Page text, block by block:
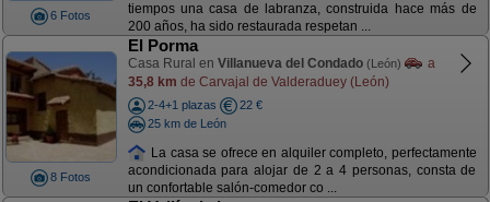
6 Fotos
tiempos una casa de labranza, construida hace más de
200 años, ha sido restaurada respetan ...
8 Fotos
El Porma
Casa Rural en Villanueva del Condado (León)
a
35,8 km de Carvajal de Valderaduey (León)
2-4+1 plazas
22 €
25 km de León
La casa se ofrece en alquiler completo, perfectamente
acondicionada para alojar de 2 a 4 personas, consta de
un confortable salón-comedor co ...